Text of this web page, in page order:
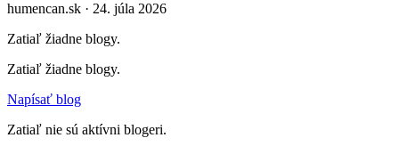
humencan.sk · 24. júla 2026
Zatiaľ žiadne blogy.
Zatiaľ žiadne blogy.
Napísať blog
Zatiaľ nie sú aktívni blogeri.